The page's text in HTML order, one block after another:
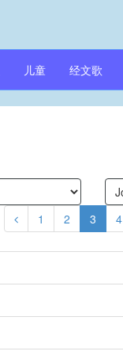
儿童 经文歌
1 2 3 4